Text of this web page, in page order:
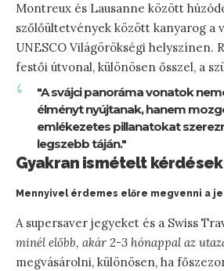
Montreux és Lausanne között
szőlőültetvények között kanyarog a
UNESCO Világörökségi helyszínen.
festői útvonal, különösen ősszel, a
"A svájci panoráma vonatok
élményt nyújtanak, hanem
emlékezetes pillanatokat
legszebb táján."
Gyakran ismételt kérdések
Mennyivel érdemes előre megvenni a
A supersaver jegyeket és a Swiss
minél előbb, akár 2-3 hónappal az
megvásárolni, különösen, ha